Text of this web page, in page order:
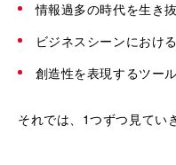
情報過多の時代を生き
ビジネスシーンにおけ
創造性を表現するツール
それでは、1つずつ見てい